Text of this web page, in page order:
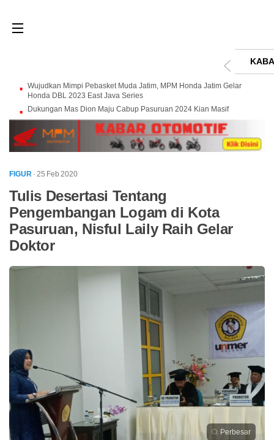
Wujudkan Mimpi Pebasket Muda Jatim, MPM Honda Jatim Gelar
Honda DBL 2023 East Java Series
Dukungan Mas Dion Maju Cabup Pasuruan 2024 Kian Masif
FIGUR · 25 Feb 2020
Tulis Desertasi Tentang
Pengembangan Logam di Kota
Pasuruan, Nisful Laily Raih Gelar
Doktor
Perbesar